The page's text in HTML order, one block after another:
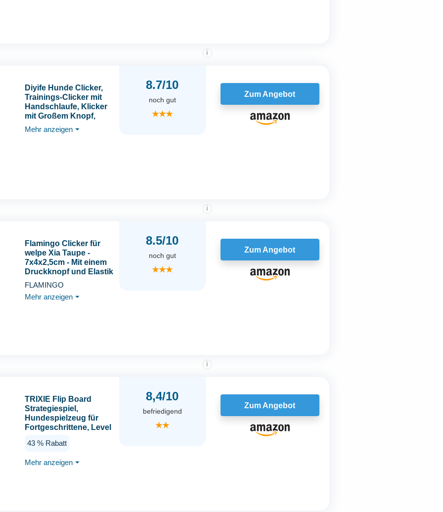
Diyife Hunde Clicker,
Trainings-Clicker mit
Handschlaufe, Klicker
mit Großem Knopf,
Hundeerziehung und
Hundetraining, für
Mehr anzeigen ⏷
8.7/10
i
noch gut
★★★
Zum Angebot
Flamingo Clicker für
welpe Xia Taupe -
7x4x2,5cm - Mit einem
Druckknopf und Elastik
zur Befestigung am
Finger
FLAMINGO
Mehr anzeigen ⏷
8.5/10
i
noch gut
★★★
Zum Angebot
TRIXIE Flip Board
Strategiespiel,
Hundespielzeug für
Fortgeschrittene, Level
Puzzle, interaktives
43 % Rabatt
Mehr anzeigen ⏷
8,4/10
i
befriedigend
★★
Zum Angebot